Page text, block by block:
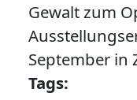
Gewalt zum
September in
Tags